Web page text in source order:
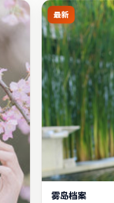
最新
雾岛档案